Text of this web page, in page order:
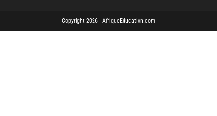
Copyright 2026 - AfriqueEducation.com